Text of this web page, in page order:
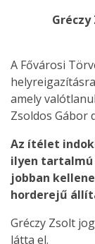
A Fővárosi
amely
Zsoldos Gábor
Az ítélet
ilyen
jobban
horderejű
Gréczy Zsolt
látta el.